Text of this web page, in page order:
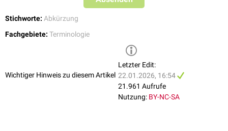
Stichworte: Abkürzung
Fachgebiete: Terminologie
Wichtiger Hinweis zu diesem Artikel
Letzter Edit:
22.01.2026, 16:54
21.961 Aufrufe
Nutzung: BY-NC-SA